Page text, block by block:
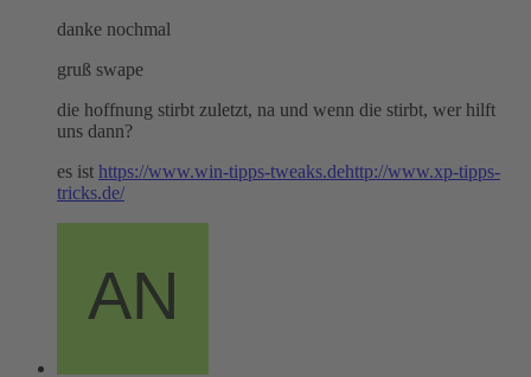
danke nochmal
gruß swape
die hoffnung stirbt zuletzt, na und wenn die stirbt, wer hilft
uns dann?
es ist https://www.win-tipps-tweaks.dehttp://www.xp-tipps-
tricks.de/